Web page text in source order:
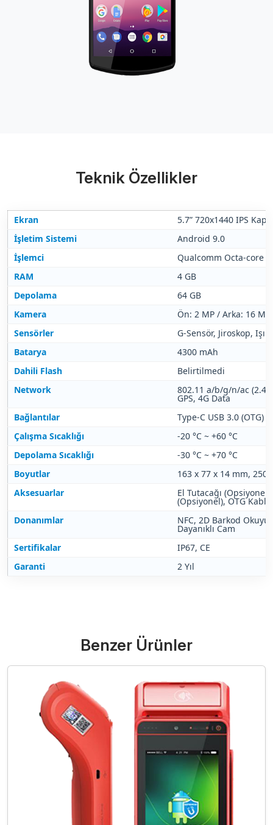
Teknik Özellikler
Ekran
5.7” 720x1440 IPS
İşletim Sistemi
Android 9.0
İşlemci
Qualcomm Octa-core
RAM
4 GB
Depolama
64 GB
Kamera
Ön: 2 MP / Arka: 16 MP
Sensörler
G-Sensör, Jiroskop,
Batarya
4300 mAh
Dahili Flash
Belirtilmedi
Network
802.11 a/b/g/n/ac
GPS, 4G Data
Bağlantılar
Type-C USB 3.0 (OTG)
Çalışma Sıcaklığı
-20 °C ~ +60 °C
Depolama Sıcaklığı
-30 °C ~ +70 °C
Boyutlar
163 x 77 x 14 mm, 250
Aksesuarlar
El Tutacağı
(Opsiyonel), OTG
Donanımlar
NFC, 2D Barkod
Dayanıklı Cam
Sertifikalar
IP67, CE
Garanti
2 Yıl
Benzer Ürünler